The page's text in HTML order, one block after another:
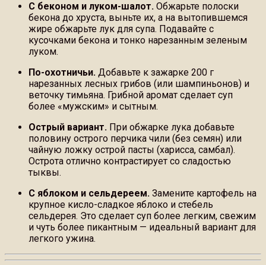
С беконом и луком-шалот. Обжарьте полоски
бекона до хруста, выньте их, а на вытопившемся
жире обжарьте лук для супа. Подавайте с
кусочками бекона и тонко нарезанным зеленым
луком.
По-охотничьи. Добавьте к зажарке 200 г
нарезанных лесных грибов (или шампиньонов) и
веточку тимьяна. Грибной аромат сделает суп
более «мужским» и сытным.
Острый вариант. При обжарке лука добавьте
половину острого перчика чили (без семян) или
чайную ложку острой пасты (харисса, самбал).
Острота отлично контрастирует со сладостью
тыквы.
С яблоком и сельдереем. Замените картофель на
крупное кисло-сладкое яблоко и стебель
сельдерея. Это сделает суп более легким, свежим
и чуть более пикантным — идеальный вариант для
легкого ужина.